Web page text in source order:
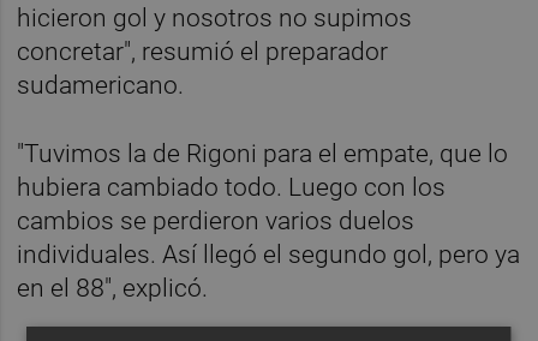
hicieron gol y nosotros no supimos
concretar", resumió el preparador
sudamericano.
"Tuvimos la de Rigoni para el empate, que lo
hubiera cambiado todo. Luego con los
cambios se perdieron varios duelos
individuales. Así llegó el segundo gol, pero ya
en el 88", explicó.